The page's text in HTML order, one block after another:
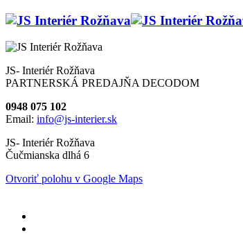
JS- Interiér Rožňava
PARTNERSKÁ PREDAJŇA DECODOM
0948 075 102
Email: info@js-interier.sk
JS- Interiér Rožňava
Čučmianska dlhá 6
Otvoriť polohu v Google Maps